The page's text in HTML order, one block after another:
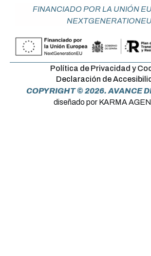
FINANCIADO POR LA UNIÓN
Política de Privacidad y
Declaración de
COPYRIGHT © 2026. AVANCE
diseñado por KARMA